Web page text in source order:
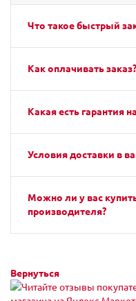
Что такое быстрый
Как оплачивать заказ?
Какая есть гарантия
Условия доставки в
Можно ли у вас
производителя?
Вернуться